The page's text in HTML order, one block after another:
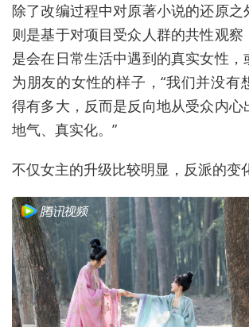
除了改编过程中对原著小说的还原之
则是基于对项目受众人群的共性观察
是会在日常生活中遇到的真实女性
为朋友的女性的样子，“我们并没有
得有多大，反而是反向地从受众内心
地气、真实化。”
不仅女主的升级比较明显，反派的变